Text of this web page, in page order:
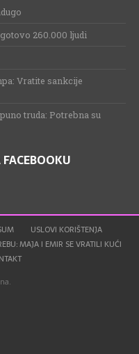
260.000 ljudi
Vratite sankcije
truda: Potrebna su
USLOVI KORIŠTENJA
MAJA I EMIR SE VRATILI KUĆI